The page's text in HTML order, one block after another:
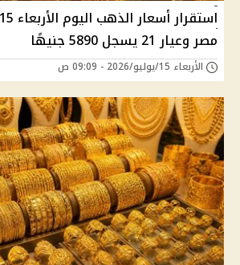
مصر وعيار 21 يسجل 5890 جنيهًا
الأربعاء 15/يوليو/2026 - 09:09 ص